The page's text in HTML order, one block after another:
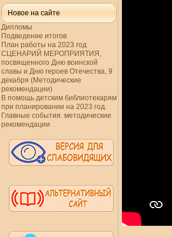
Новое на сайте
Дипломы
Подведение итогов
План работы на 2023 год
СЦЕНАРИЙ МЕРОПРИЯТИЯ,
посвященного Дню воинской
славы и Дню героев Отечества, 9
декабря (Методические
рекомендации)
В помощь детским библиотекарям
при планировании на 2023 год.
Главные события. методические
рекомендации